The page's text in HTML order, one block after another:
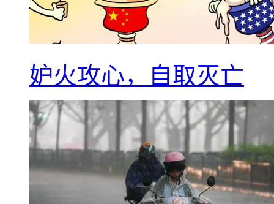
妒火攻心，自取灭亡